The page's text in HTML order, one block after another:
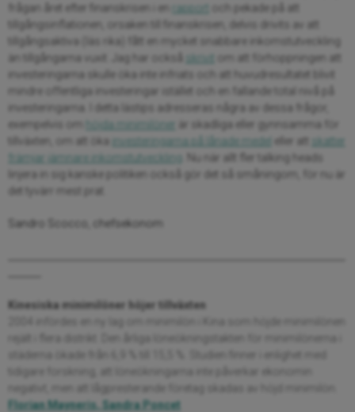
frågan året efter finanskrisen i en
rapport
och pekade på att
tillgångsinflationen, orsaken till finanskrisen, delvis drivits av att
tillgångsaktiva (läs rika) fått en mycket snabbare inkomstutveckling
än tillgångarna vuxit. Jag har också
skrivit
om att förhoppningen att
investeringarna skulle öka inte infriats och att huvudresultatet blivit
mindre offentliga investeringar istället och en fallande total nivå på
investeringarna. I detta lästips adresseras några av dessa frågor,
exempelvis om
höjda minimilöner
är skadliga eller gynnsamma för
tillväxten, om att öka
investeringarna på lånade medel eller att
skatter
främjar jämnare inkomstutveckling
. Nu när allt fler talking heads
linjera in sig kanske politiken också gör det så småningom, för nu är
det tyvärr mest prat.
Sandro Scocco, chefsekonom
Kinesiska minimilöner höjer tillväxten
Florian Mayneris, Sandra Poncet